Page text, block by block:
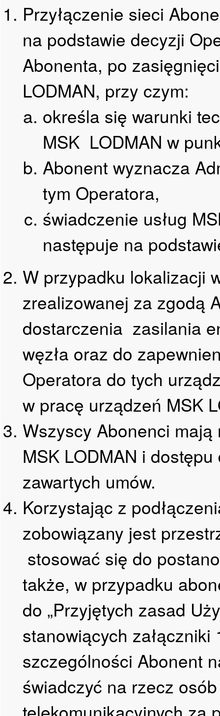
Przyłączenie sieci
na podstawie decyzji
Abonenta, po
LODMAN, przy czym:
określa się warunki
MSK LODMAN w
Abonent wyznacza
tym Operatora,
świadczenie usług
następuje na
W przypadku lokalizacji
zrealizowanej za zgodą
dostarczenia zasilania
węzła oraz do
Operatora do tych
w pracę urządzeń MSK
Wszyscy Abonenci
MSK LODMAN i
zawartych umów.
Korzystając z
zobowiązany jest
stosować się do
także, w przypadku
do „Przyjętych zasad
stanowiących
szczególności Abonent
świadczyć na rzecz